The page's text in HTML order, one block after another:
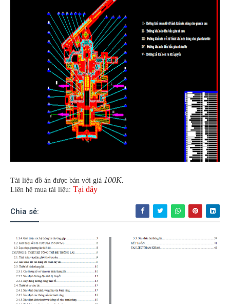
Tài liệu đồ án được bán với giá 100K.
Liên hệ mua tài liệu: Tại đây
Chia sẻ: